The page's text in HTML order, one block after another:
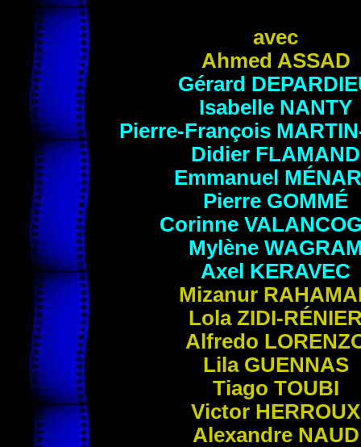
avec
Ahmed ASSAD
Gérard
Isabelle NANTY
Pierre-François
Didier FLAMAND
Emmanuel
Pierre GOMMÉ
Corinne
Mylène
Axel KERAVEC
Mizanur
Lola ZIDI-
Alfredo
Lila GUENNAS
Tiago TOUBI
Victor HERROUX
Alexandre NAUD